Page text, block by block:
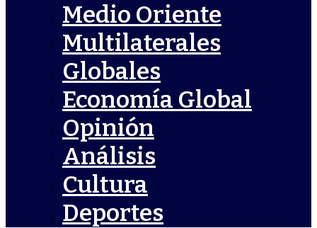
Medio Oriente
Multilaterales
Globales
Economía Global
Opinión
Análisis
Cultura
Deportes